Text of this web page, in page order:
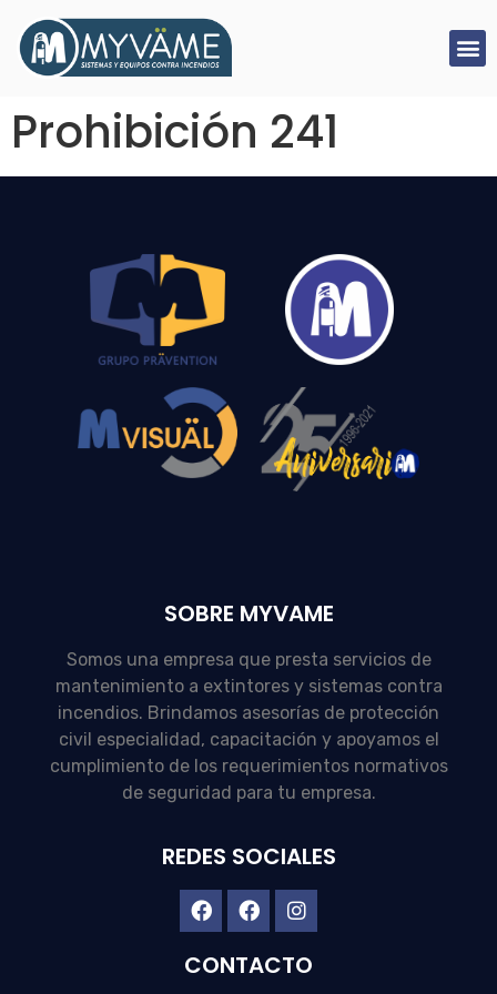
Prohibición 241
SOBRE MYVAME
Somos una empresa que presta servicios de
mantenimiento a extintores y sistemas contra
incendios. Brindamos asesorías de protección
civil especialidad, capacitación y apoyamos el
cumplimiento de los requerimientos normativos
de seguridad para tu empresa.
REDES SOCIALES
CONTACTO